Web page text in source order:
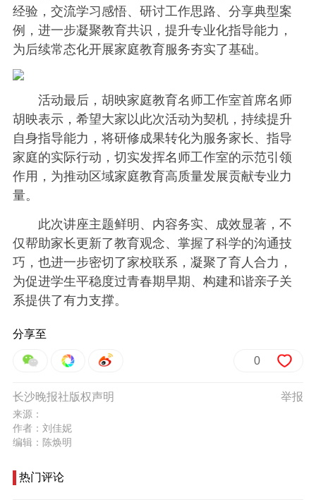
经验，交流学习感悟、研讨工作思路、分享典型案
例，进一步凝聚教育共识，提升专业化指导能力，
为后续常态化开展家庭教育服务夯实了基础。
活动最后，胡映家庭教育名师工作室首席名师
胡映表示，希望大家以此次活动为契机，持续提升
自身指导能力，将研修成果转化为服务家长、指导
家庭的实际行动，切实发挥名师工作室的示范引领
作用，为推动区域家庭教育高质量发展贡献专业力
量。
此次讲座主题鲜明、内容务实、成效显著，不
仅帮助家长更新了教育观念、掌握了科学的沟通技
巧，也进一步密切了家校联系，凝聚了育人合力，
为促进学生平稳度过青春期早期、构建和谐亲子关
系提供了有力支撑。
分享至
0
举报
长沙晚报社版权声明
来源：
作者：刘佳妮
编辑：陈焕明
热门评论